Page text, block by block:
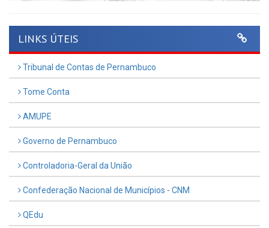
LINKS ÚTEIS
Tribunal de Contas de Pernambuco
Tome Conta
AMUPE
Governo de Pernambuco
Controladoria-Geral da União
Confederação Nacional de Municípios - CNM
QEdu